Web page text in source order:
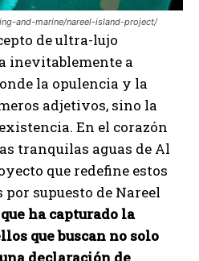
and-marine/nareel-island-project/
de ultra-lujo
inevitablemente a
la opulencia y la
adjetivos, sino la
En el corazón
tranquilas aguas de Al
que redefine estos
supuesto de Nareel
ha capturado la
que buscan no solo